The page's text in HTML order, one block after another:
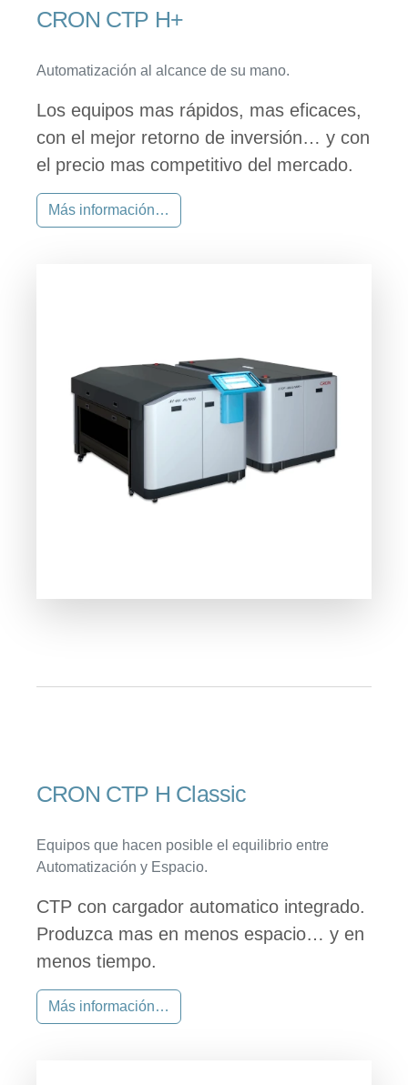
CRON CTP H+
Automatización al alcance de su mano.
Los equipos mas rápidos, mas eficaces,
con el mejor retorno de inversión… y con
el precio mas competitivo del mercado.
Más información…
CRON CTP H Classic
Equipos que hacen posible el equilibrio entre
Automatización y Espacio.
CTP con cargador automatico integrado.
Produzca mas en menos espacio… y en
menos tiempo.
Más información…